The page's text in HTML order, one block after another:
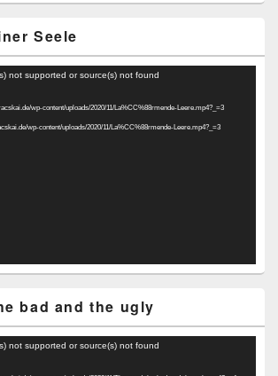
Seele
not supported or source(s) not found
wp-content/uploads/2020/11/La%CC%88rmende-Leere.mp4?_=3
wp-content/uploads/2020/11/La%CC%88rmende-Leere.mp4?_=3
bad and the ugly
not supported or source(s) not found